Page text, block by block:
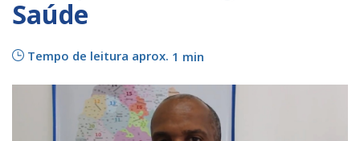
Saúde
Tempo de leitura aprox. 1 min